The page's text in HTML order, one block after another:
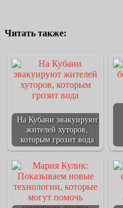
Читать также:
На Кубани эвакуируют
жителей хуторов,
которым грозит вода